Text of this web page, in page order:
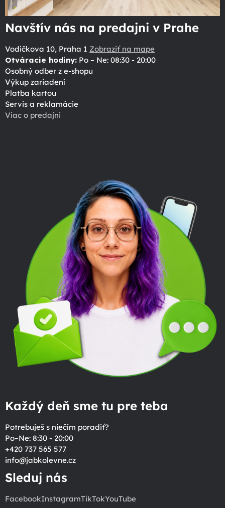
Navštív nás na predajni v Prahe
Vodičkova 10, Praha 1 Zobraziť na mape
Otváracie hodiny: Po – Ne: 08:30 - 20:00
Osobný odber z e-shopu
Výkup zariadení
Platba kartou
Servis a reklamácie
Viac o predajni
Každý deň sme tu pre teba
Potrebuješ s niečím poradiť?
Po–Ne: 8:30 - 20:00
+420 737 565 577
info@jabkolevne.cz
Sleduj nás
FacebookInstagramTikTokYouTube